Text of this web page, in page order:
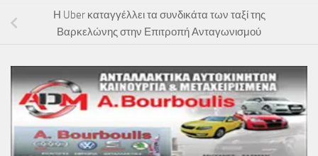
Η Uber καταγγέλλει τα συνδικάτα των ταξί της
Βαρκελώνης στην Επιτροπή Ανταγωνισμού